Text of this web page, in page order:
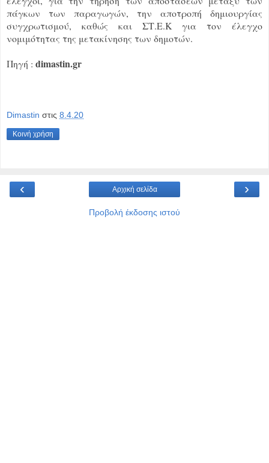
πάγκων των παραγωγών, την αποτροπή δημιουργίας
συγχρωτισμού, καθώς και ΣΤ.Ε.Κ για τον έλεγχο
νομιμότητας της μετακίνησης των δημοτών.
Πηγή : dimastin.gr
Dimastin στις 8.4.20
Κοινή χρήση
‹ ›
Αρχική σελίδα
Προβολή έκδοσης ιστού